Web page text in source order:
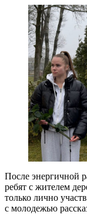
После энергичной
ребят с жителем
только лично
с молодежью